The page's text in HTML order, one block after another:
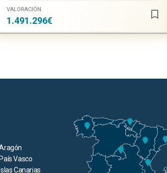
VALORACIÓN
1.491.296€
País Vasco
Islas Canarias